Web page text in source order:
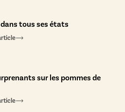
tous ses états
sur les pommes de